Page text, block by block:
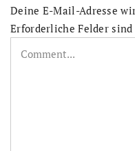
Deine E-Mail-Adresse
Erforderliche Felder